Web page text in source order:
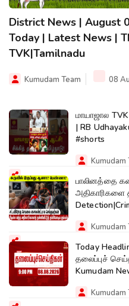
District News | August
Today | Latest News |
TVK|Tamilnadu
Kumudam Team 08
மாயாஜால TVK
| RB
#shorts
Kumudam
பாலினத்தை
அதிகாரிகளை
Kumudam
Today
தலைப்புச்
Kumudam
Kumudam